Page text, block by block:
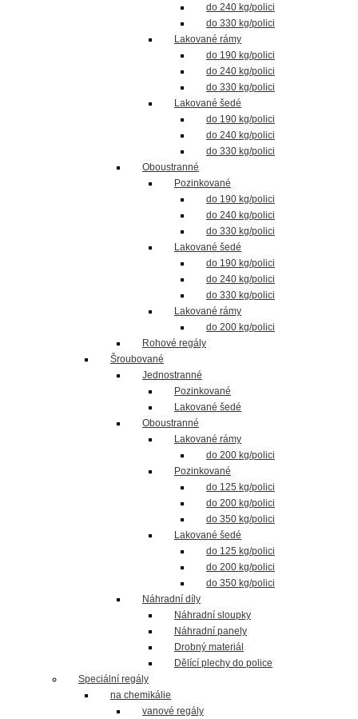
do 240 kg/polici
do 330 kg/polici
Lakované rámy
do 190 kg/polici
do 240 kg/polici
do 330 kg/polici
Lakované šedé
do 190 kg/polici
do 240 kg/polici
do 330 kg/polici
Oboustranné
Pozinkované
do 190 kg/polici
do 240 kg/polici
do 330 kg/polici
Lakované šedé
do 190 kg/polici
do 240 kg/polici
do 330 kg/polici
Lakované rámy
do 200 kg/polici
Rohové regály
Šroubované
Jednostranné
Pozinkované
Lakované šedé
Oboustranné
Lakované rámy
do 200 kg/polici
Pozinkované
do 125 kg/polici
do 200 kg/polici
do 350 kg/polici
Lakované šedé
do 125 kg/polici
do 200 kg/polici
do 350 kg/polici
Náhradní díly
Náhradní sloupky
Náhradní panely
Drobný materiál
Dělící plechy do police
Speciální regály
na chemikálie
vanové regály